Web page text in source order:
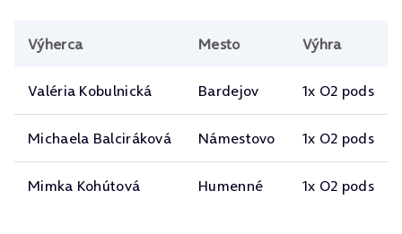
Výherca Mesto Výhra
Valéria Kobulnická Bardejov 1x O2 pods
Michaela Balciráková Námestovo 1x O2 pods
Mimka Kohútová Humenné 1x O2 pods